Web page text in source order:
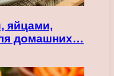
яйцами,
домашних…